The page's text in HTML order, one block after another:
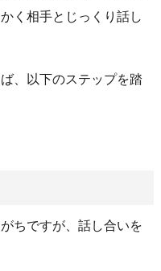
く相手とじっくり話し
、以下のステップを踏
ちですが、話し合いを